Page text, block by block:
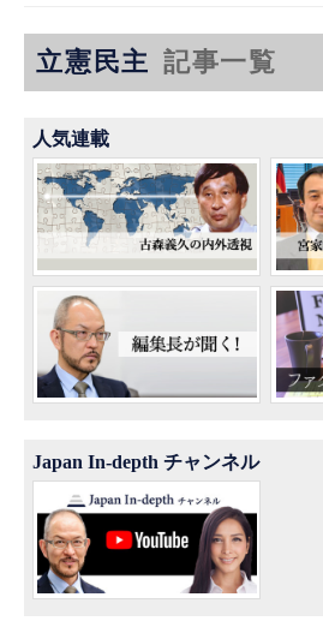
立憲民主 記事一覧
人気連載
Japan In-depth チャンネル